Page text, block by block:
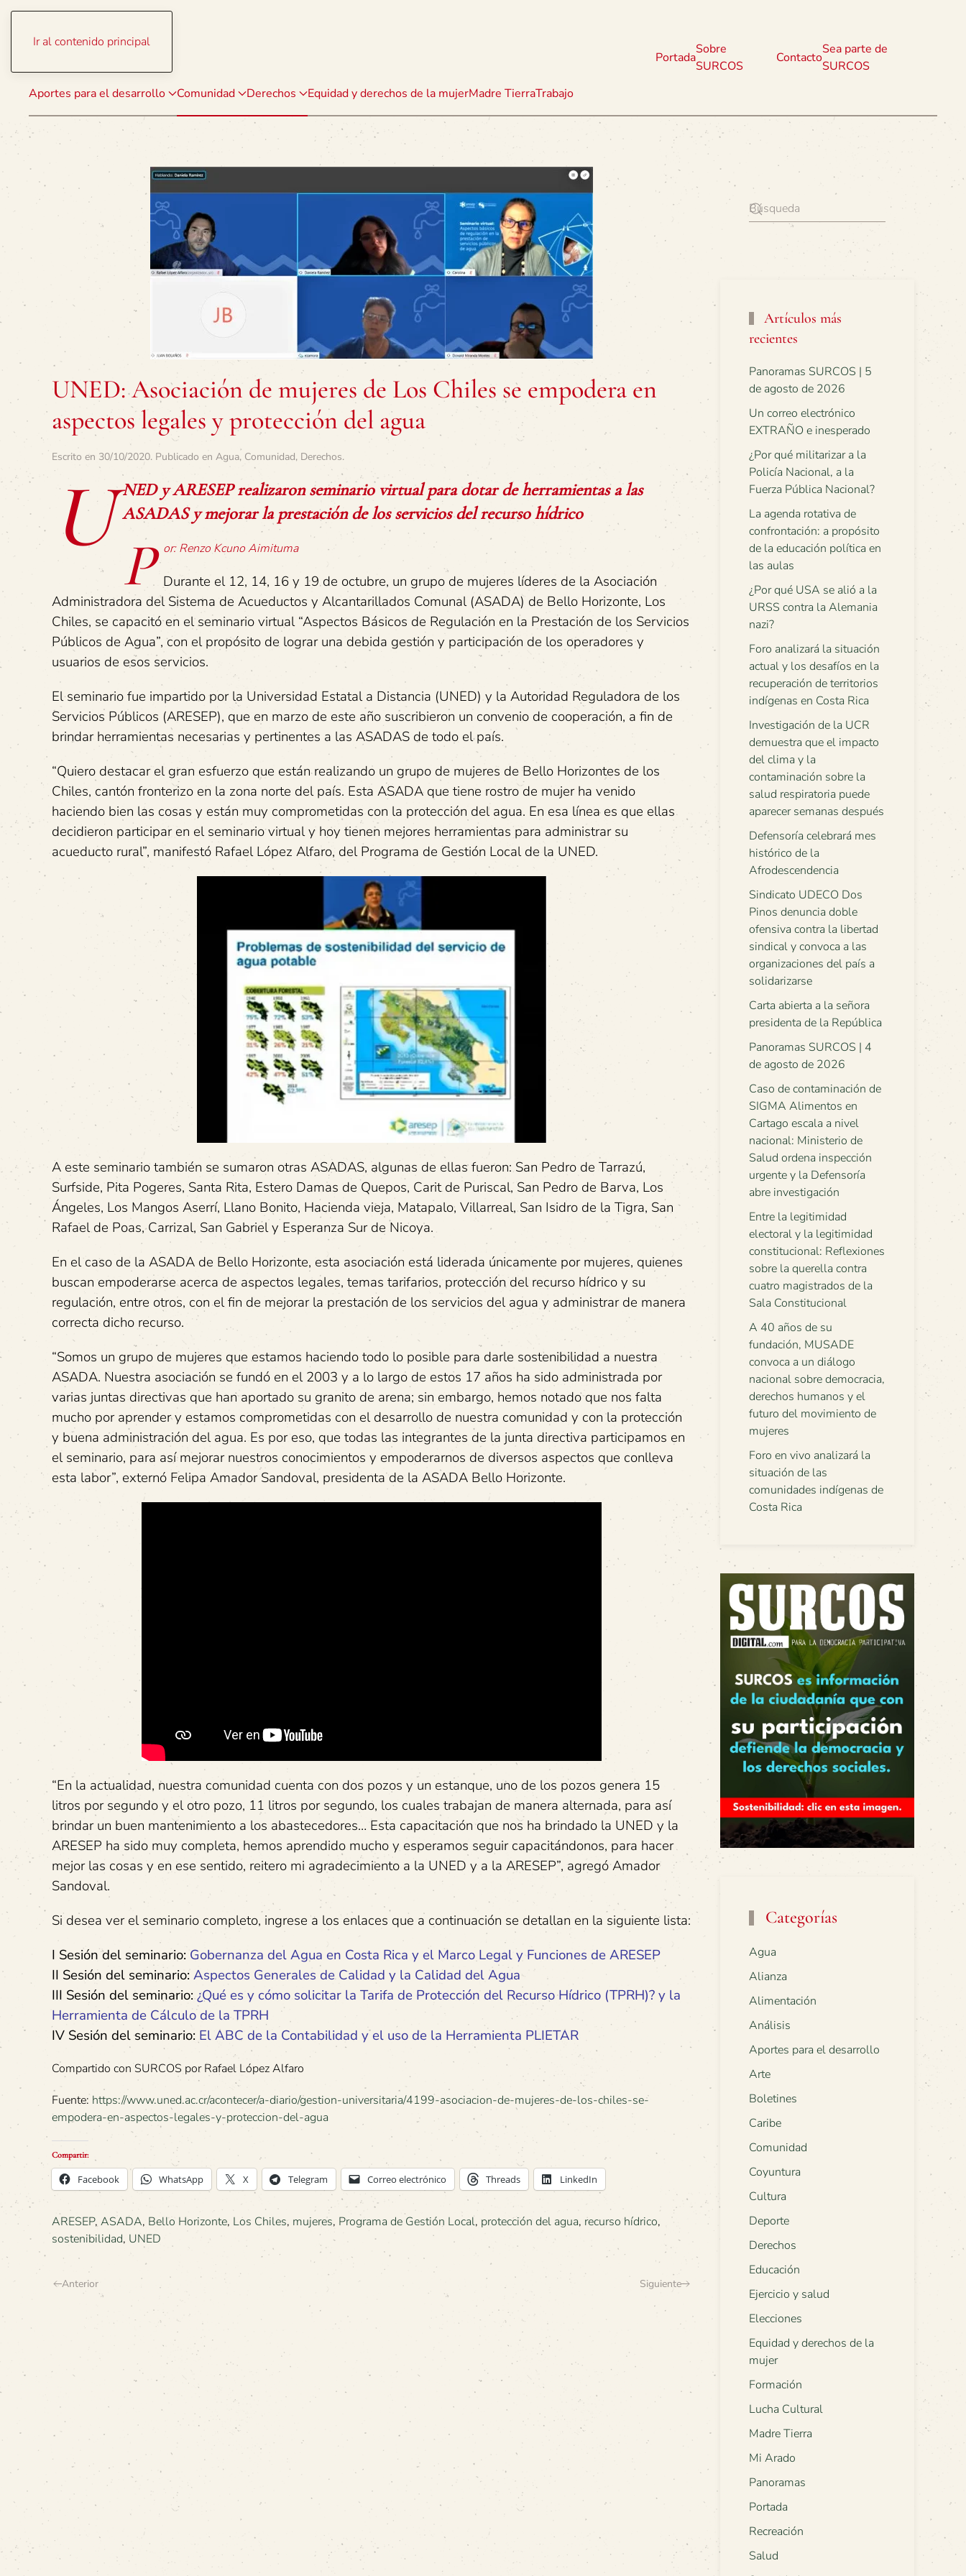
Ir al contenido principal
Aportes para el desarrollo Comunidad Derechos Equidad y derechos de la mujerMadre TierraTrabajo
Portada
Sobre
SURCOS
Contacto
Sea parte de
SURCOS
UNED: Asociación de mujeres de Los Chiles se empodera en
aspectos legales y protección del agua
Escrito en 30/10/2020. Publicado en Agua, Comunidad, Derechos.
U NED y ARESEP realizaron seminario virtual para dotar de herramientas a las
ASADAS y mejorar la prestación de los servicios del recurso hídrico
P or: Renzo Kcuno Aimituma
Durante el 12, 14, 16 y 19 de octubre, un grupo de mujeres líderes de la Asociación
Administradora del Sistema de Acueductos y Alcantarillados Comunal (ASADA) de Bello Horizonte, Los
Chiles, se capacitó en el seminario virtual “Aspectos Básicos de Regulación en la Prestación de los Servicios
Públicos de Agua”, con el propósito de lograr una debida gestión y participación de los operadores y
usuarios de esos servicios.
El seminario fue impartido por la Universidad Estatal a Distancia (UNED) y la Autoridad Reguladora de los
Servicios Públicos (ARESEP), que en marzo de este año suscribieron un convenio de cooperación, a fin de
brindar herramientas necesarias y pertinentes a las ASADAS de todo el país.
“Quiero destacar el gran esfuerzo que están realizando un grupo de mujeres de Bello Horizontes de los
Chiles, cantón fronterizo en la zona norte del país. Esta ASADA que tiene rostro de mujer ha venido
haciendo bien las cosas y están muy comprometidas con la protección del agua. En esa línea es que ellas
decidieron participar en el seminario virtual y hoy tienen mejores herramientas para administrar su
acueducto rural”, manifestó Rafael López Alfaro, del Programa de Gestión Local de la UNED.
A este seminario también se sumaron otras ASADAS, algunas de ellas fueron: San Pedro de Tarrazú,
Surfside, Pita Pogeres, Santa Rita, Estero Damas de Quepos, Carit de Puriscal, San Pedro de Barva, Los
Ángeles, Los Mangos Aserrí, Llano Bonito, Hacienda vieja, Matapalo, Villarreal, San Isidro de la Tigra, San
Rafael de Poas, Carrizal, San Gabriel y Esperanza Sur de Nicoya.
En el caso de la ASADA de Bello Horizonte, esta asociación está liderada únicamente por mujeres, quienes
buscan empoderarse acerca de aspectos legales, temas tarifarios, protección del recurso hídrico y su
regulación, entre otros, con el fin de mejorar la prestación de los servicios del agua y administrar de manera
correcta dicho recurso.
“Somos un grupo de mujeres que estamos haciendo todo lo posible para darle sostenibilidad a nuestra
ASADA. Nuestra asociación se fundó en el 2003 y a lo largo de estos 17 años ha sido administrada por
varias juntas directivas que han aportado su granito de arena; sin embargo, hemos notado que nos falta
mucho por aprender y estamos comprometidas con el desarrollo de nuestra comunidad y con la protección
y buena administración del agua. Es por eso, que todas las integrantes de la junta directiva participamos en
el seminario, para así mejorar nuestros conocimientos y empoderarnos de diversos aspectos que conlleva
esta labor”, externó Felipa Amador Sandoval, presidenta de la ASADA Bello Horizonte.
“En la actualidad, nuestra comunidad cuenta con dos pozos y un estanque, uno de los pozos genera 15
litros por segundo y el otro pozo, 11 litros por segundo, los cuales trabajan de manera alternada, para así
brindar un buen mantenimiento a los abastecedores… Esta capacitación que nos ha brindado la UNED y la
ARESEP ha sido muy completa, hemos aprendido mucho y esperamos seguir capacitándonos, para hacer
mejor las cosas y en ese sentido, reitero mi agradecimiento a la UNED y a la ARESEP”, agregó Amador
Sandoval.
Si desea ver el seminario completo, ingrese a los enlaces que a continuación se detallan en la siguiente lista:
I Sesión del seminario: Gobernanza del Agua en Costa Rica y el Marco Legal y Funciones de ARESEP
II Sesión del seminario: Aspectos Generales de Calidad y la Calidad del Agua
III Sesión del seminario:¿Qué es y cómo solicitar la Tarifa de Protección del Recurso Hídrico (TPRH)? y la
Herramienta de Cálculo de la TPRH
IV Sesión del seminario: El ABC de la Contabilidad y el uso de la Herramienta PLIETAR
Compartido con SURCOS por Rafael López Alfaro
Fuente: https://www.uned.ac.cr/acontecer/a-diario/gestion-universitaria/4199-asociacion-de-mujeres-de-los-chiles-se-
empodera-en-aspectos-legales-y-proteccion-del-agua
Compartir:
Facebook WhatsApp X Telegram Correo electrónico Threads LinkedIn
ARESEP, ASADA, Bello Horizonte, Los Chiles, mujeres, Programa de Gestión Local, protección del agua, recurso hídrico,
sostenibilidad, UNED
Anterior Siguiente
Artículos más
recientes
Panoramas SURCOS | 5
de agosto de 2026
Un correo electrónico
EXTRAÑO e inesperado
¿Por qué militarizar a la
Policía Nacional, a la
Fuerza Pública Nacional?
La agenda rotativa de
confrontación: a propósito
de la educación política en
las aulas
¿Por qué USA se alió a la
URSS contra la Alemania
nazi?
Foro analizará la situación
actual y los desafíos en la
recuperación de territorios
indígenas en Costa Rica
Investigación de la UCR
demuestra que el impacto
del clima y la
contaminación sobre la
salud respiratoria puede
aparecer semanas después
Defensoría celebrará mes
histórico de la
Afrodescendencia
Sindicato UDECO Dos
Pinos denuncia doble
ofensiva contra la libertad
sindical y convoca a las
organizaciones del país a
solidarizarse
Carta abierta a la señora
presidenta de la República
Panoramas SURCOS | 4
de agosto de 2026
Caso de contaminación de
SIGMA Alimentos en
Cartago escala a nivel
nacional: Ministerio de
Salud ordena inspección
urgente y la Defensoría
abre investigación
Entre la legitimidad
electoral y la legitimidad
constitucional: Reflexiones
sobre la querella contra
cuatro magistrados de la
Sala Constitucional
A 40 años de su
fundación, MUSADE
convoca a un diálogo
nacional sobre democracia,
derechos humanos y el
futuro del movimiento de
mujeres
Foro en vivo analizará la
situación de las
comunidades indígenas de
Costa Rica
Categorías
Agua
Alianza
Alimentación
Análisis
Aportes para el desarrollo
Arte
Boletines
Caribe
Comunidad
Coyuntura
Cultura
Deporte
Derechos
Educación
Ejercicio y salud
Elecciones
Equidad y derechos de la
mujer
Formación
Lucha Cultural
Madre Tierra
Mi Arado
Panoramas
Portada
Recreación
Salud